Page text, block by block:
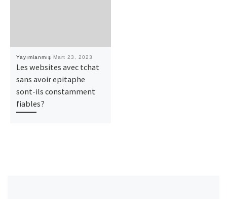
Yayımlanmış Mart 23, 2023
Les websites avec tchat
sans avoir epitaphe
sont-ils constamment
fiables?